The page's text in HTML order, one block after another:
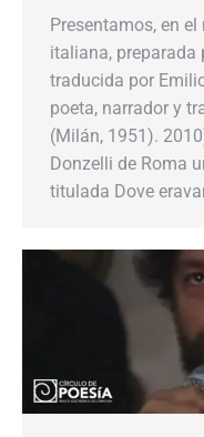
Presentamos, en
italiana, preparada
traducida por
poeta, narrador y
(Milán, 1951).
Donzelli de Roma
titulada Dove